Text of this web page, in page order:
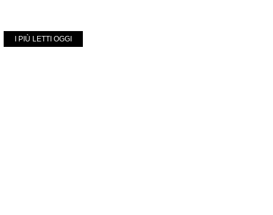
I PIÙ LETTI OGGI